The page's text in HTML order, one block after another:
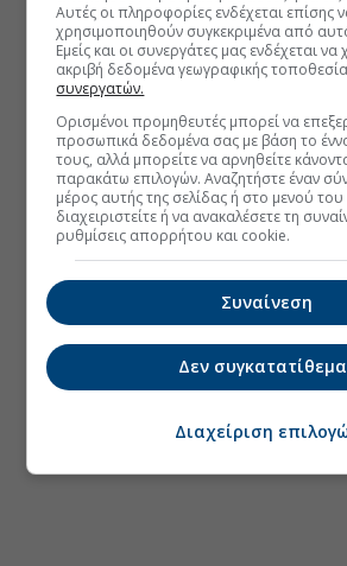
Αυτές οι πληροφορίες ενδέχεται επίσης
χρησιμοποιηθούν συγκεκριμένα από
Εμείς και οι συνεργάτες μας ενδέχεται
ακριβή δεδομένα γεωγραφικής
συνεργατών.
Ορισμένοι προμηθευτές μπορεί να
προσωπικά δεδομένα σας με βάση το
τους, αλλά μπορείτε να αρνηθείτε
παρακάτω επιλογών. Αναζητήστε έναν
μέρος αυτής της σελίδας ή στο μενού
διαχειριστείτε ή να ανακαλέσετε τη
ρυθμίσεις απορρήτου και cookie.
Συναίνεση
Δεν
Διαχείριση